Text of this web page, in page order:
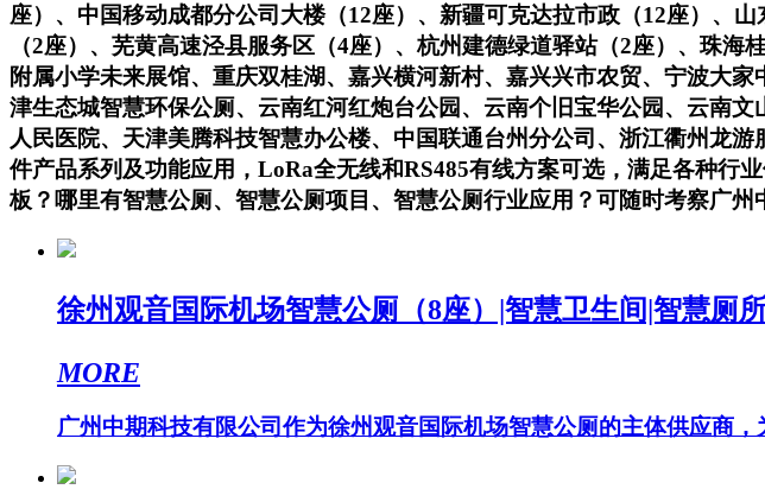
座）、中国移动成都分公司大楼（12座）、新疆可克达拉市政（12座）、
（2座）、芜黄高速泾县服务区（4座）、杭州建德绿道驿站（2座）、珠
附属小学未来展馆、重庆双桂湖、嘉兴横河新村、嘉兴兴市农贸、宁波大
津生态城智慧环保公厕、云南红河红炮台公园、云南个旧宝华公园、云南
人民医院、天津美腾科技智慧办公楼、中国联通台州分公司、浙江衢州龙
件产品系列及功能应用，LoRa全无线和RS485有线方案可选，满足各种行
板？哪里有智慧公厕、智慧公厕项目、智慧公厕行业应用？可随时考察广州
徐州观音国际机场智慧公厕（8座）|智慧卫生间|智慧厕
MORE
广州中期科技有限公司作为徐州观音国际机场智慧公厕的主体供应商，